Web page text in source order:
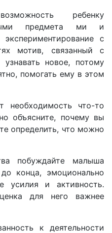
ребенку
предмета ми и
с
мотив, связанный с
новое, потому
помогать ему в этом
необходимость что-то
объясните, почему вы
определить, что можно
побуждайте малыша
конца, эмоционально
усилия и активность.
для него важнее
к деятельности